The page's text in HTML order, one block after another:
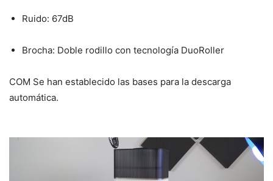
Ruido: 67dB
Brocha: Doble rodillo con tecnología DuoRoller
COM Se han establecido las bases para la descarga
automática.